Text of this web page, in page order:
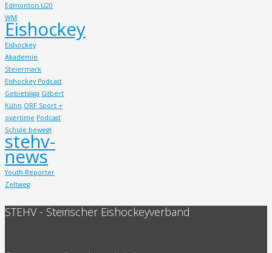
Edmonton U20
WM
Eishockey
Eishockey
Akademie
Steiermark
Eishockey Podcast
Gebietsliga Gilbert
Kühn ORF Sport +
overtime Podcast
Schule bewegt
stehv-
news
Youth Reporter
Zeltweg
STEHV - Steirischer Eishockeyverband